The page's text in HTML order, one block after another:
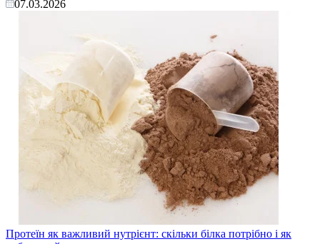
07.03.2026
Протеїн як важливий нутрієнт: скільки білка потрібно і як